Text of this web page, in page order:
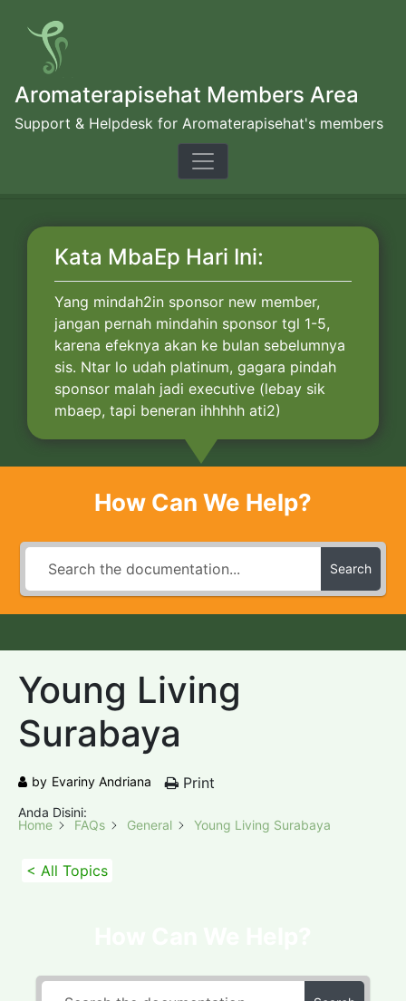
content
Aromaterapisehat Members Area
Support & Helpdesk for Aromaterapisehat's members
Kata MbaEp Hari Ini:
Yang mindah2in sponsor new member,
jangan pernah mindahin sponsor tgl 1-5,
karena efeknya akan ke bulan sebelumnya
sis. Ntar lo udah platinum, gagara pindah
sponsor malah jadi executive (lebay sik
mbaep, tapi beneran ihhhhh ati2)
How Can We Help?
Search
Young Living
Surabaya
by Evariny Andriana Print
Anda Disini:
Home
FAQs General Young Living Surabaya
< All Topics